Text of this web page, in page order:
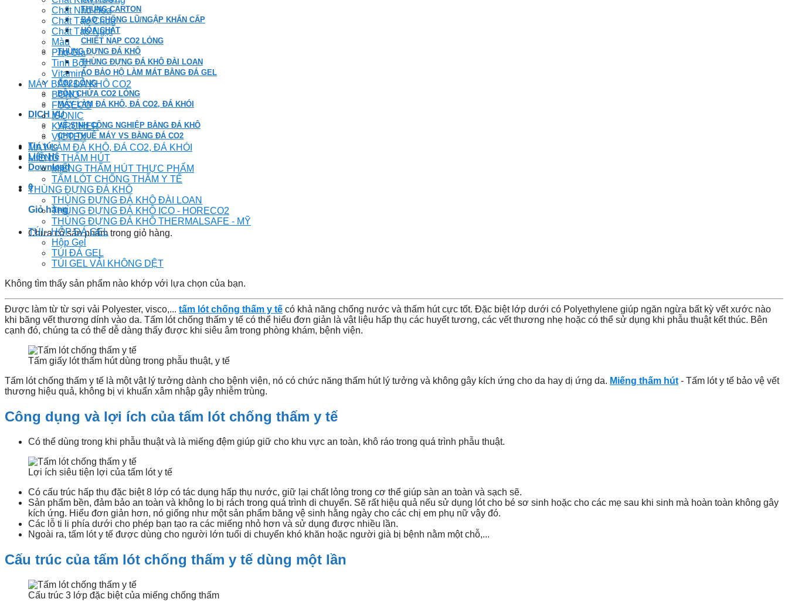
THÙNG CARTON
BAO CHỐNG LŨ/NGẬP KHẨN CẤP
HÓA CHẤT
CHIẾT NẠP CO2 LỎNG
THÙNG ĐỰNG ĐÁ KHÔ
THÙNG ĐỰNG ĐÁ KHÔ ĐÀI LOAN
ÁO BẢO HỘ LÀM MÁT BẰNG ĐÁ GEL
CO2 LỎNG
BỒN CHỨA CO2 LỎNG
MÁY LÀM ĐÁ KHÔ, ĐÁ CO2, ĐÁ KHÓI
DỊCH VỤ
VỆ SINH CÔNG NGHIỆP BẰNG ĐÁ KHÔ
CHO THUÊ MÁY VS BẰNG ĐÁ CO2
Tin tức
Liên Hệ
Download
0
Giỏ hàng
Chưa có sản phẩm trong giỏ hàng.
Chất Nhũ Hóa
Chất Tạo Chua
Chất Tạo Ngọt
Màu
Phụ Gia
Tinh Bột
Vitamin
MÁY BẮN ĐÁ KHÔ CO2
BONO
FOSECO
ISONIC
KARCHER
VICTEX
MÁY LÀM ĐÁ KHÔ, ĐÁ CO2, ĐÁ KHÓI
MIẾNG THẤM HÚT
MIẾNG THẤM HÚT THỰC PHẨM
TẤM LÓT CHỐNG THẤM Y TẾ
THÙNG ĐỰNG ĐÁ KHÔ
THÙNG ĐỰNG ĐÁ KHÔ ĐÀI LOAN
THÙNG ĐỰNG ĐÁ KHÔ ICO - HORECO2
THÙNG ĐỰNG ĐÁ KHÔ THERMALSAFE - MỸ
TÚI - HỘP ĐÁ GEL
Hộp Gel
TÚI ĐÁ GEL
TÚI GEL VẢI KHÔNG DỆT
Không tìm thấy sản phẩm nào khớp với lựa chọn của bạn.
Được làm từ từ sợi vải Polyester, visco,... tấm lót chống thấm y tế có khả năng chống nước và thấm hút cực tốt. Đặc biệt lớp dưới có Polyethylene giúp ngăn ngừa bất kỳ vết xước nào
khi băng vết thương dính vào da. Tấm lót chống thấm y tế có thể hiểu đơn giản là vật liệu hấp thụ các huyết tương, các vết thương nhẹ hoặc có thể sử dụng khi phẫu thuật kết thúc. Bên
cạnh đó, chúng ta có thể dễ dàng thấy được khi siêu âm trong phòng khám, bệnh viện.
Tấm giấy lót thấm hút dùng trong phẫu thuật, y tế
Tấm lót chống thấm y tế là một vật lý tưởng dành cho bệnh viện, nó có chức năng thấm hút lý tưởng và không gây kích ứng cho da hay dị ứng da. Miếng thấm hút - Tấm lót y tế bảo vệ vết
thương hiệu quả, không bị vi khuẩn xâm nhập gây nhiễm trùng.
Công dụng và lợi ích của tấm lót chống thấm y tế
Có thể dùng trong khi phẫu thuật và là miếng đệm giúp giữ cho khu vực an toàn, khô ráo trong quá trình phẫu thuật.
Lợi ích siêu tiện lợi của tấm lót y tế
Có cấu trúc hấp thụ đặc biệt 8 lớp có tác dụng hấp thụ nước, giữ lại chất lỏng trong cơ thể giúp sàn an toàn và sạch sẽ.
Sản phẩm bền, đảm bảo an toàn và không lo bị rách trong quá trình di chuyển. Sẽ rất hiệu quả nếu sử dụng lót cho bé sơ sinh hoặc cho các mẹ sau khi sinh mà hoàn toàn không gây
kích ứng. Hiểu đơn giản hơn, nó giống như một sản phẩm băng vệ sinh hằng ngày cho các chị em phụ nữ vậy đó.
Các lỗ ti li phía dưới cho phép bạn tạo ra các miếng nhỏ hơn và sử dụng được nhiều lần.
Ngoài ra, tấm lót y tế được dùng cho người lớn tuổi di chuyển khó khăn hoặc người già bị bệnh nằm một chỗ,...
Cấu trúc của tấm lót chống thấm y tế dùng một lần
Cấu trúc 3 lớp đặc biệt của miếng chống thấm